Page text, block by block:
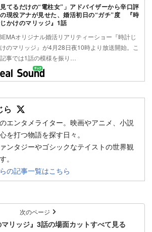
見てるだけの“電柱女”」アドバイザーから辛口評
現役アナが見せた、婚活初日の“ガチ”度 『時
かけのマリッジ』1話
オリジナル婚活リアリティーショー『時計じ
のマリッジ』が4月28日夜10時より放送開始。こ
事では1話の模様を振り…
ら
エンタメライター。映画やアニメ、小説
を打つ物語を探す日々。
ンタジーやゴシックなテイストの世界観
。
の記事一覧はこちら
次のページ
マリッジ』3話の場面カットすべて見る